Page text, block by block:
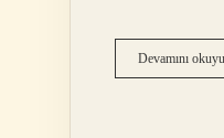
Devamını